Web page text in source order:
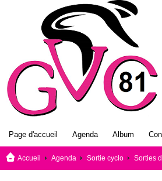
Page d'accueil Agenda Album
Accueil Agenda Sortie cyclo Sorties